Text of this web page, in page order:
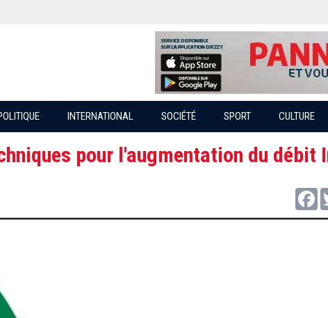
INTERNATIONAL SOCIÉTÉ SPORT CULTURE
pour l'augmentation du débit